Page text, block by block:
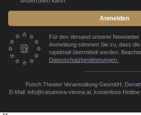
Anmelden
Für den Versand unserer
Anmeldung stimmen Sie zu, dass
rapidmail übermittelt werden.
Datenschutzbestimmungen
Punch Theater Veranstaltung GesmbH,
E-Mail: info@casanova-vienna.at, kostenlose